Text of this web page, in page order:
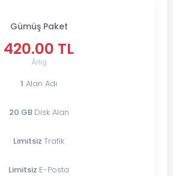
Gümüş Paket
420.00 TL
Årlig
1 Alan Adı
20 GB Disk Alan
Limitsiz Trafik
Limitsiz E-Posta